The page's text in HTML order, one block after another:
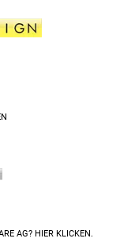
AG? HIER KLICKEN.